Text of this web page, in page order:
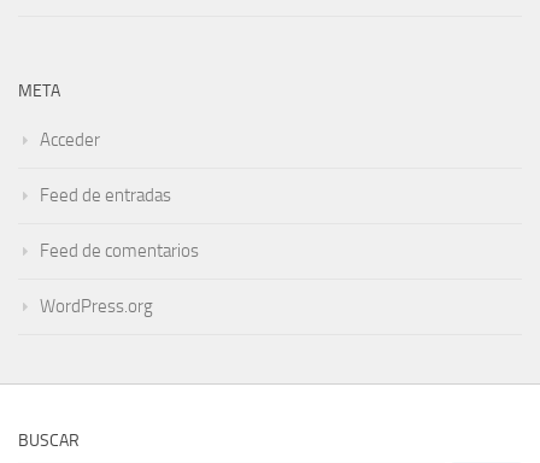
META
Acceder
Feed de entradas
Feed de comentarios
WordPress.org
BUSCAR